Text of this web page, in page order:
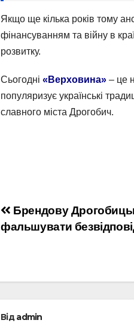
Якщо ще кілька років тому
фінансуванням та війну в
розвитку.
Сьогодні «Верховина» – це
популяризує українські
славного міста Дрогобич.
Навігація
записів
Брендову
фальшувати
Відadmin